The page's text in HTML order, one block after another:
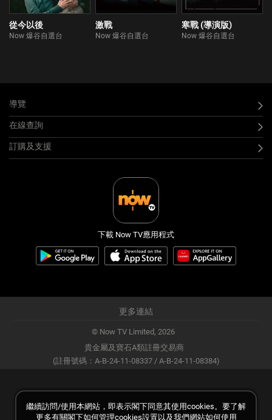
從今以後
Now 爆谷自選台
激戰
Now 爆谷自選台
寒戰 (導演版)
Now 爆谷自選台
導覽
在線查詢
訂購及支援
下載 Now TV應用程式
更多連結
© Now TV Limited, 2026
貴金屬及寶石A類註冊交易商
(註冊號碼：A-B-24-11-08337 / A-B-24-11-08384)
繼續訪問/使用本網站，即表示閣下同意其使用cookies。要了解
更多有關閣下如何管理cookies設置以及我們網站如何使用